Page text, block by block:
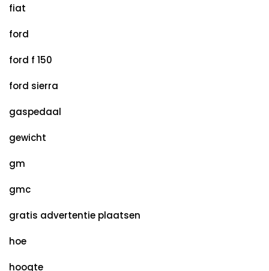
fiat
ford
ford f 150
ford sierra
gaspedaal
gewicht
gm
gmc
gratis advertentie plaatsen
hoe
hoogte